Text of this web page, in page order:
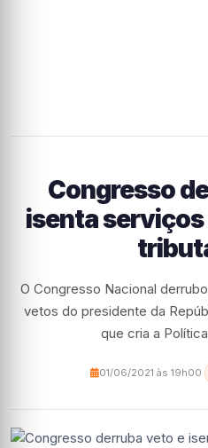
Congresso
isenta
O Congresso Nacional
vetos do presidente da
que cria a
01/06/2021 às 19h00